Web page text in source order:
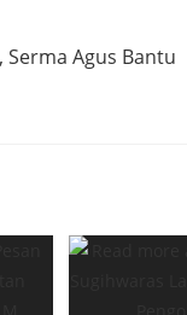
Serma Agus Bantu